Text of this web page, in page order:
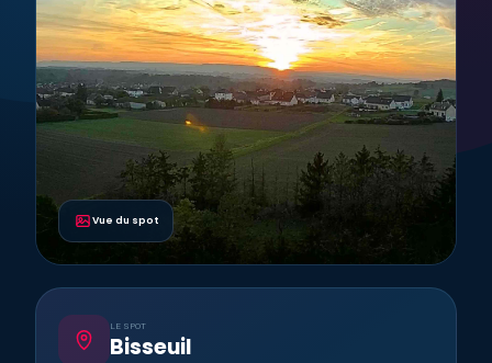
Vue du spot
LE SPOT
Bisseuil